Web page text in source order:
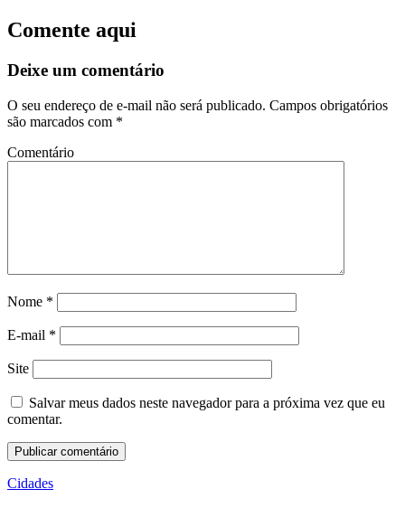
Comente aqui
Deixe um comentário
O seu endereço de e-mail não será publicado. Campos obrigatórios
são marcados com *
Comentário
Nome *
E-mail *
Site
Salvar meus dados neste navegador para a próxima vez que eu
comentar.
Cidades